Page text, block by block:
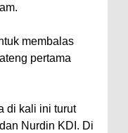
membalas
pertama
di kali ini turut
Nurdin KDI. Di